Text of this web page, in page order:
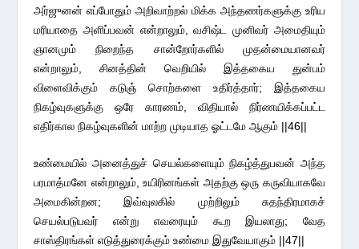
அர்ஜுனன் எப்போதும் அறிவாற்றல் மிக்க அந்தணர்களுக்கு உரிய
மரியாதை அளிப்பவன் என்றாலும், வசிஷ்ட முனிவர் அமைதியும்
ஞானமும் நிறைந்த சான்றோர்களில் முதன்மையானவர்
என்றாலும், சினத்தின் வெறியில் இத்தகைய துன்பம்
விளைவிக்கும் கடுஞ் சொற்களை உதிர்த்தார்; இத்தகைய
நிகழ்வுகளுக்கு ஒரே காரணம், விதியால் நிர்ணயிக்கப்பட்ட
எதிர்கால நிகழ்வுகளின் மாற்ற முடியாத ஓட்டமே ஆகும் ||46||
உண்மையில் அனைத்துச் செயல்களையும் நிகழ்த்துபவன் அந்த
பரமாத்மனே என்றாலும், உயிரினங்கள் அதற்கு ஒரு கருவியாகவே
அமைகின்றன; இவ்வுலகில் முற்றிலும் சுதந்திரமாகச்
செயல்படுபவர் என்று எவரையும் கூற இயலாது; வேத
சாஸ்திரங்கள் எடுத்துரைக்கும் உண்மை இதுவேயாகும் ||47||